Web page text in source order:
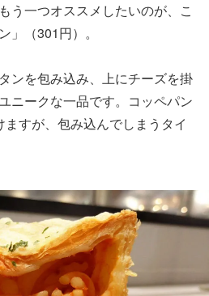
う一つオススメしたいのが、こ
」（301円）。
ンを包み込み、上にチーズを掛
ニークな一品です。コッペパン
すが、包み込んでしまうタイ